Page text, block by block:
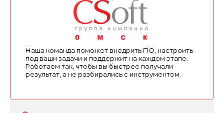
Наша команда поможет внедрить ПО, настроить
под ваши задачи и поддержит на каждом этапе.
Работаем так, чтобы вы быстрее получали
результат, а не разбирались с инструментом.